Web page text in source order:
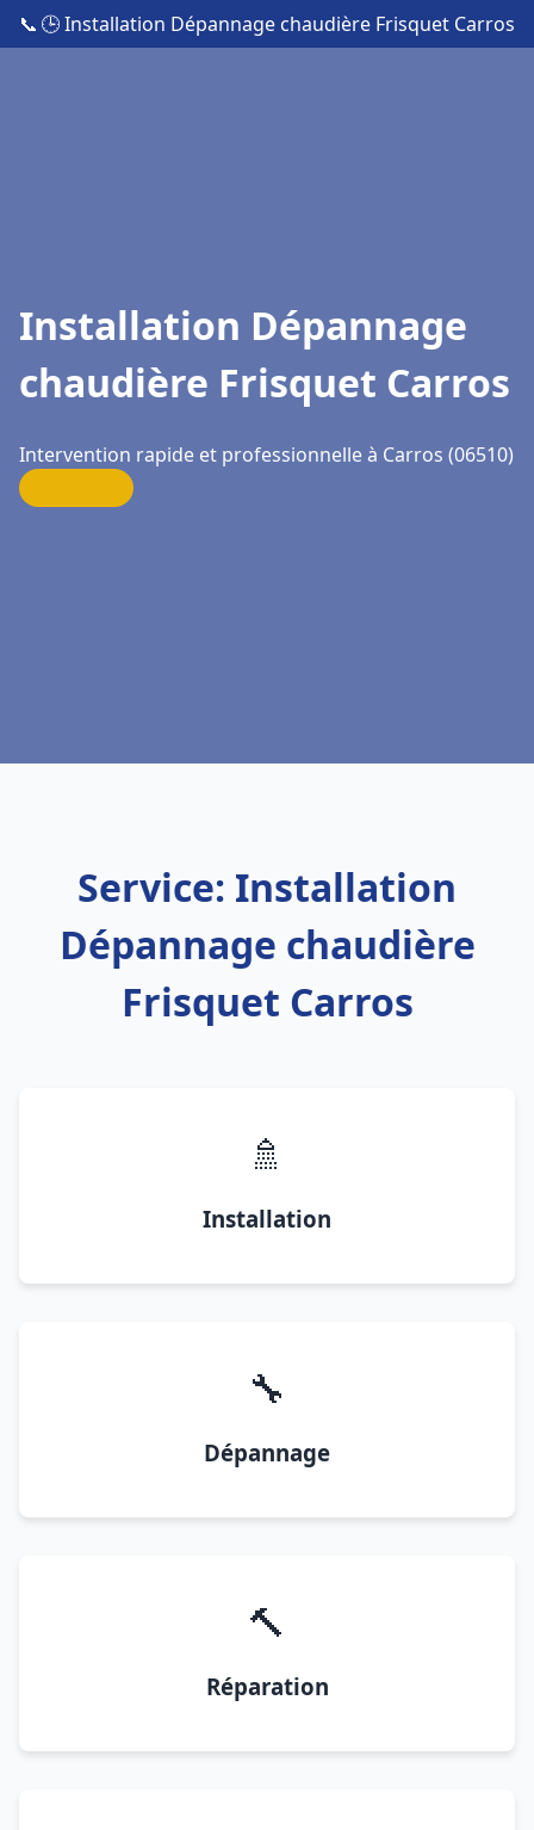
📞 🕒 Installation Dépannage chaudière Frisquet Carros
Installation Dépannage
chaudière Frisquet Carros
Intervention rapide et professionnelle à Carros (06510)
Service: Installation
Dépannage chaudière
Frisquet Carros
🚿
Installation
🔧
Dépannage
🔨
Réparation